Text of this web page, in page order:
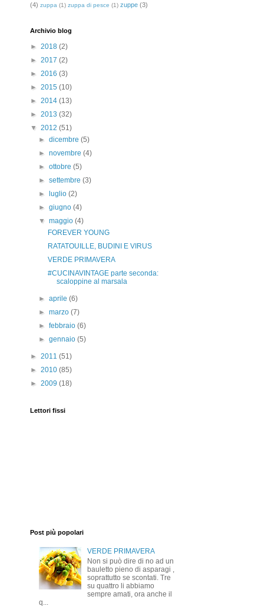
(4) zuppa (1) zuppa di pesce (1) zuppe (3)
Archivio blog
► 2018 (2)
► 2017 (2)
► 2016 (3)
► 2015 (10)
► 2014 (13)
► 2013 (32)
▼ 2012 (51)
►dicembre(5)
►novembre(4)
►ottobre(5)
►settembre(3)
►
luglio(2)
►giugno(4)
▼maggio(4)
FOREVER YOUNG
RATATOUILLE, BUDINI E VIRUS
VERDE PRIMAVERA
#CUCINAVINTAGE parte seconda:
scaloppine al marsala
►aprile(6)
►marzo(7)
►febbraio(6)
►gennaio(5)
► 2011 (51)
► 2010 (85)
► 2009 (18)
Lettori fissi
Post più popolari
VERDE PRIMAVERA
Non si può dire di no ad un
bauletto pieno di asparagi ,
soprattutto se scontati. Tre
su quattro li abbiamo
sempre amati, ora anche il
q...